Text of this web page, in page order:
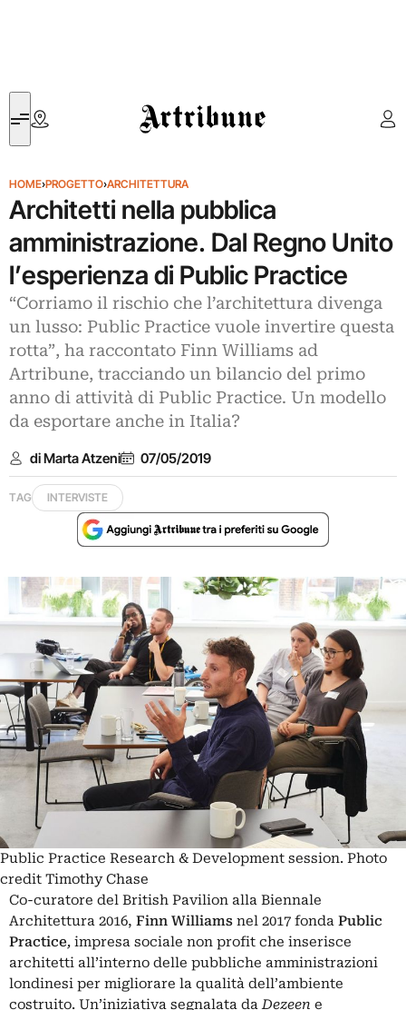
Artribune
HOME›PROGETTO›ARCHITETTURA
Architetti nella pubblica
amministrazione. Dal Regno Unito
l’esperienza di Public Practice
“Corriamo il rischio che l’architettura divenga
un lusso: Public Practice vuole invertire questa
rotta”, ha raccontato Finn Williams ad
Artribune, tracciando un bilancio del primo
anno di attività di Public Practice. Un modello
da esportare anche in Italia?
di Marta Atzeni 07/05/2019
TAG INTERVISTE
Public Practice Research & Development session. Photo
credit Timothy Chase
Co-curatore del British Pavilion alla Biennale
Architettura 2016, Finn Williams nel 2017 fonda Public
Practice, impresa sociale non profit che inserisce
architetti all’interno delle pubbliche amministrazioni
londinesi per migliorare la qualità dell’ambiente
costruito. Un’iniziativa segnalata daDezeen e